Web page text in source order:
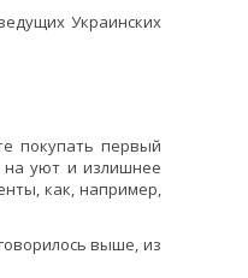
Украинских
покупать первый
на уют и излишнее
как, например,
выше, из